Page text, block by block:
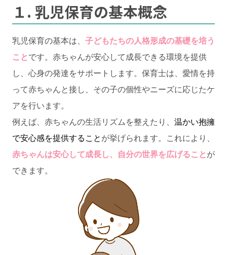
１. 乳児保育の基本概念
乳児保育の基本は、 子どもたちの人格形成の基礎を培う
ことです。赤ちゃんが安心して成長できる環境を提供
し、心身の発達をサポートします。保育士は、愛情を持
って赤ちゃんと接し、その子の個性やニーズに応じたケ
アを行います。
例えば、赤ちゃんの生活リズムを整えたり、 温かい抱擁
で安心感を提供することが挙げられます。これにより、
赤ちゃんは安心して成長し、自分の世界を広げることが
できます。